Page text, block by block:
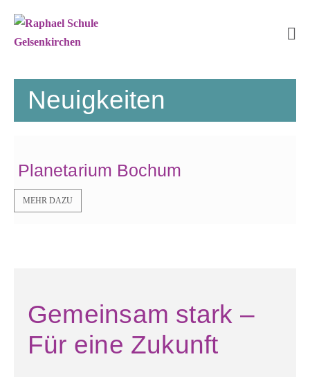
Inhalt
springen
Neuigkeiten
Planetarium Bochum
MEHR DAZU
Gemeinsam stark –
Für eine Zukunft